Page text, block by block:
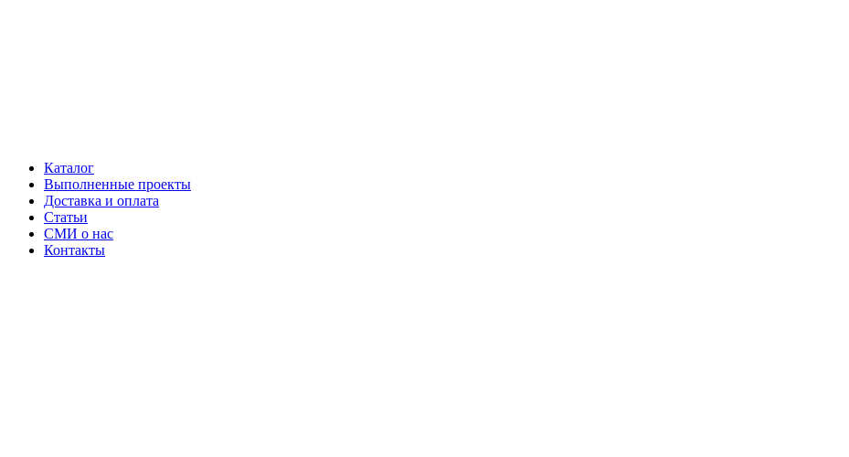
Каталог
Выполненные проекты
Доставка и оплата
Статьи
СМИ о нас
Контакты